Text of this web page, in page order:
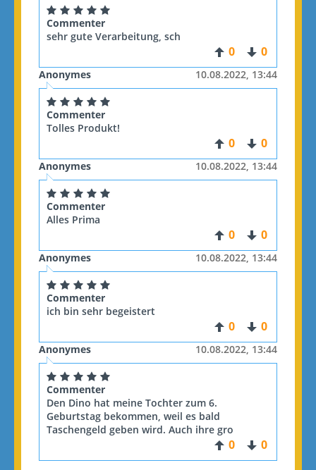
Commenter
sehr gute Verarbeitung, sch
0 0
Anonymes 10.08.2022, 13:44
Commenter
Tolles Produkt!
0 0
Anonymes 10.08.2022, 13:44
Commenter
Alles Prima
0 0
Anonymes 10.08.2022, 13:44
Commenter
ich bin sehr begeistert
0 0
Anonymes 10.08.2022, 13:44
Commenter
Den Dino hat meine Tochter zum 6.
Geburtstag bekommen, weil es bald
Taschengeld geben wird. Auch ihre gro
0 0